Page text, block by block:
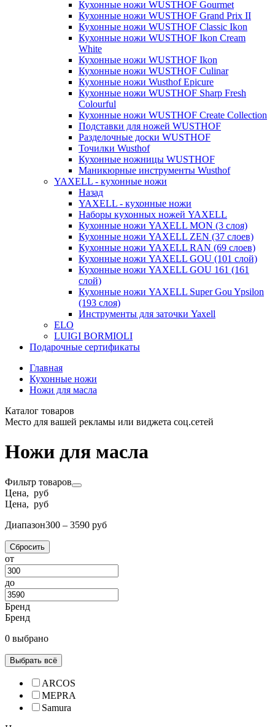
Кухонные ножи WUSTHOF Gourmet
Кухонные ножи WUSTHOF Grand Prix II
Кухонные ножи WUSTHOF Classic Ikon
Кухонные ножи WUSTHOF Ikon Cream
White
Кухонные ножи WUSTHOF Ikon
Кухонные ножи WUSTHOF Culinar
Кухонные ножи Wusthof Epicure
Кухонные ножи WUSTHOF Sharp Fresh
Colourful
Кухонные ножи WUSTHOF Create Collection
Подставки для ножей WUSTHOF
Разделочные доски WUSTHOF
Точилки Wusthof
Кухонные ножницы WUSTHOF
Маникюрные инструменты Wusthof
YAXELL - кухонные ножи
Назад
YAXELL - кухонные ножи
Наборы кухонных ножей YAXELL
Кухонные ножи YAXELL MON (3 слоя)
Кухонные ножи YAXELL ZEN (37 слоев)
Кухонные ножи YAXELL RAN (69 слоев)
Кухонные ножи YAXELL GOU (101 слой)
Кухонные ножи YAXELL GOU 161 (161
слой)
Кухонные ножи YAXELL Super Gou Ypsilon
(193 слоя)
Инструменты для заточки Yaxell
ELO
LUIGI BORMIOLI
Подарочные сертификаты
Главная
Кухонные ножи
Ножи для масла
Каталог товаров
Место для вашей рекламы или виджета соц.сетей
Ножи для масла
Фильтр товаров
Цена, руб
Цена, руб
Диапазон300 – 3590 руб
Сбросить
от
до
Бренд
Бренд
0 выбрано
Выбрать всё
ARCOS
MEPRA
Samura